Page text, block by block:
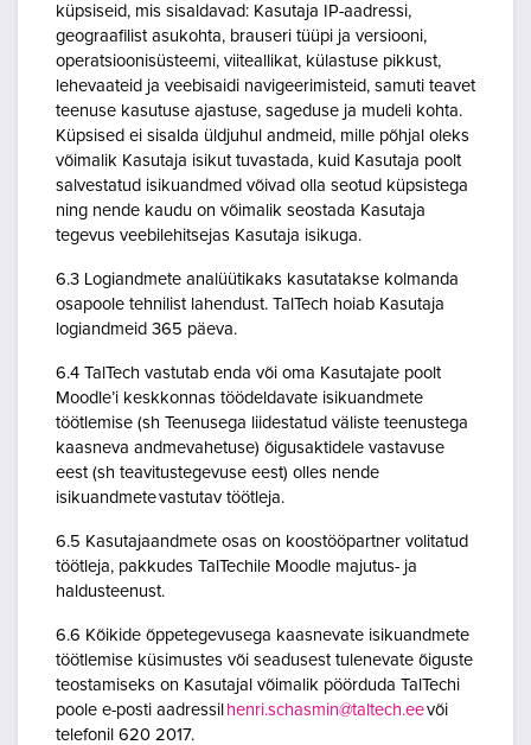
küpsiseid, mis sisaldavad: Kasutaja IP-aadressi,
geograafilist asukohta, brauseri tüüpi ja versiooni,
operatsioonisüsteemi, viiteallikat, külastuse pikkust,
lehevaateid ja veebisaidi navigeerimisteid, samuti teavet
teenuse kasutuse ajastuse, sageduse ja mudeli kohta.
Küpsised ei sisalda üldjuhul andmeid, mille põhjal oleks
võimalik Kasutaja isikut tuvastada, kuid Kasutaja poolt
salvestatud isikuandmed võivad olla seotud küpsistega
ning nende kaudu on võimalik seostada Kasutaja
tegevus veebilehitsejas Kasutaja isikuga.
6.3 Logiandmete analüütikaks kasutatakse kolmanda
osapoole tehnilist lahendust. TalTech hoiab Kasutaja
logiandmeid 365 päeva.
6.4 TalTech vastutab enda või oma Kasutajate poolt
Moodle’i keskkonnas töödeldavate isikuandmete
töötlemise (sh Teenusega liidestatud väliste teenustega
kaasneva andmevahetuse) õigusaktidele vastavuse
eest (sh teavitustegevuse eest) olles nende
isikuandmete vastutav töötleja.
6.5 Kasutajaandmete osas on koostööpartner volitatud
töötleja, pakkudes TalTechile Moodle majutus- ja
haldusteenust.
6.6 Kõikide õppetegevusega kaasnevate isikuandmete
töötlemise küsimustes või seadusest tulenevate õiguste
teostamiseks on Kasutajal võimalik pöörduda TalTechi
poole e-posti aadressil henri.schasmin@taltech.eevõi
telefonil 620 2017.